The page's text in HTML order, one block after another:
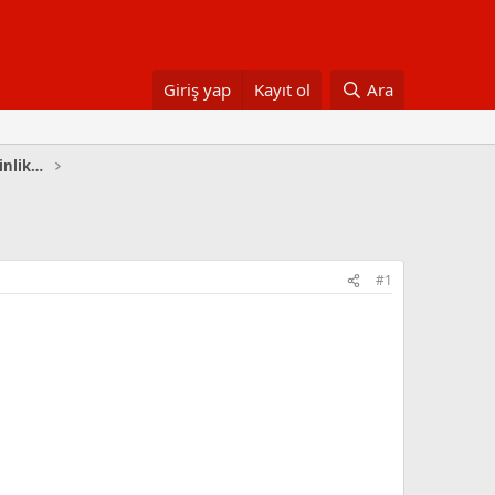
Giriş yap Kayıt ol Ara
I. Dünya Savaşı ve Osmanlı Devleti Etkinlikleri
#1